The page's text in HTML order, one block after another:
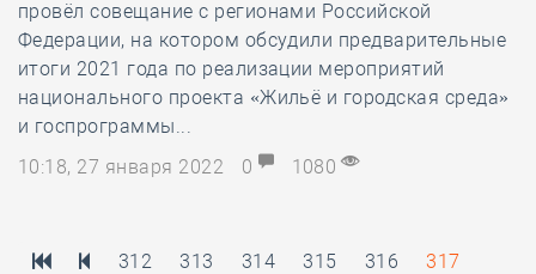
провёл совещание с регионами Российской
Федерации, на котором обсудили предварительные
итоги 2021 года по реализации мероприятий
национального проекта «Жильё и городская среда»
и госпрограммы...
10:18, 27 января 2022
0 1080
312 313 314 315 316
317